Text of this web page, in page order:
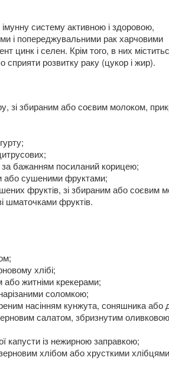
систему активною і здоровою,
і попереджувальними рак харчовими
цинк і селен. Крім того, в них
сприяти розвитку раку (цукор і жир).
зі збираним або соєвим молоком,
за бажанням посиланий корицею;
або сушеними фруктами;
фруктів, зі збираним або соєвим
шматочками фруктів.
хлібі;
або житніми крекерами;
соломкою;
насінням кунжута, соняшника або
салатом, збризнутим
капусти із нежирною заправкою;
хлібом або хрусткими хлібцями